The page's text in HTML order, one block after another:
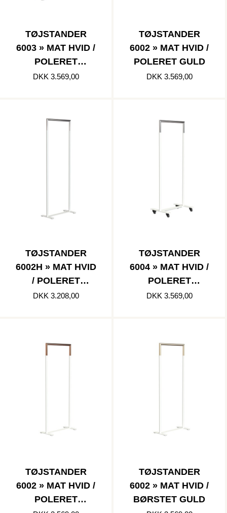
TØJSTANDER
6003 » MAT HVID /
POLERET
RUSTFRI
DKK 3.569,00
TØJSTANDER
6002 » MAT HVID /
POLERET GULD
DKK 3.569,00
TØJSTANDER
6002H » MAT HVID
/ POLERET
RUSTFRI
DKK 3.208,00
TØJSTANDER
6004 » MAT HVID /
POLERET
RUSTFRI
DKK 3.569,00
TØJSTANDER
6002 » MAT HVID /
POLERET
TØJSTANDER
6002 » MAT HVID /
BØRSTET GULD